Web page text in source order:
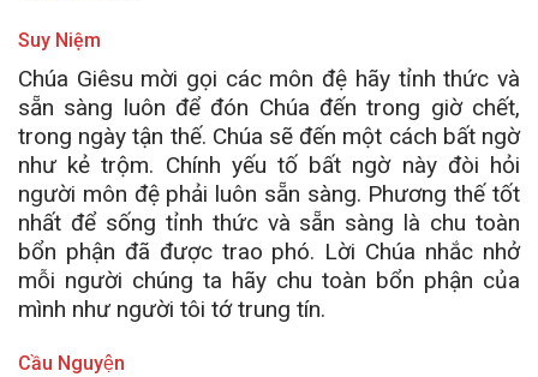
Suy Niệm
Chúa Giêsu mời gọi các môn đệ hãy tỉnh thức và
sẵn sàng luôn để đón Chúa đến trong giờ chết,
trong ngày tận thế. Chúa sẽ đến một cách bất ngờ
như kẻ trộm. Chính yếu tố bất ngờ này đòi hỏi
người môn đệ phải luôn sẵn sàng. Phương thế tốt
nhất để sống tỉnh thức và sẵn sàng là chu toàn
bổn phận đã được trao phó. Lời Chúa nhắc nhở
mỗi người chúng ta hãy chu toàn bổn phận của
mình như người tôi tớ trung tín.
Cầu Nguyện